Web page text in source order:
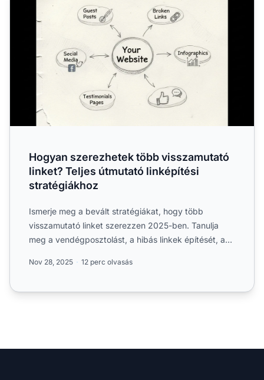
Hogyan szerezhetek több visszamutató
linket? Teljes útmutató linképítési
stratégiákhoz
Ismerje meg a bevált stratégiákat, hogy több
visszamutató linket szerezzen 2025-ben. Tanulja
meg a vendégposztolást, a hibás linkek építését, a
Nov 28, 2025 12 perc olvasás